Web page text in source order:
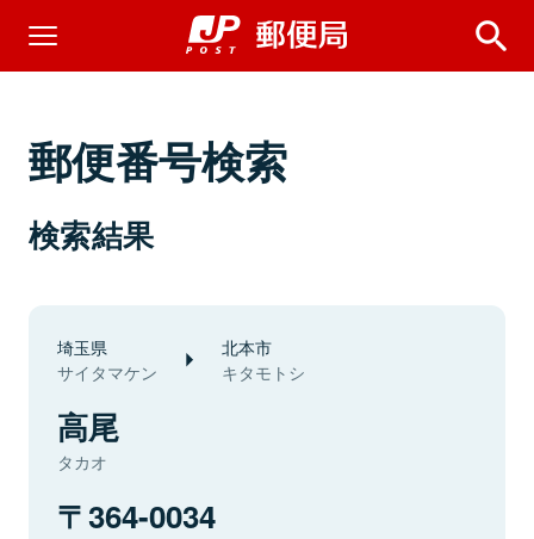
郵便番号検索
検索結果
埼玉県
サイタマケン
北本市
キタモトシ
高尾
タカオ
364-0034